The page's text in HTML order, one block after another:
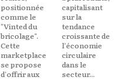
positionnée
comme le
"Vinted du
bricolage".
Cette
marketplace
se propose
d'offrir aux
capitalisant
sur la
tendance
croissante de
l'économie
circulaire
dans le
secteur...